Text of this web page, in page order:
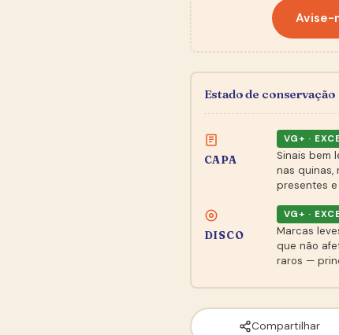
Avise-
Estado de conservação
CAPA
VG+ ·
Sinais bem
nas quinas,
presentes e
DISCO
VG+ ·
Marcas
que não
raros —
Compartilhar